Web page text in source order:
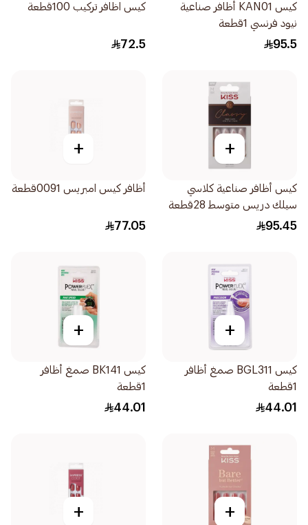
كيس KAN01 أظافر صناعية
نيود فرنسي 1قطعة
95.5
كيس اظافر تركيب 100قطعة
72.5
+
كيس أظافر صناعية كلاسي
سيلك دريس متوسط ​​28قطعة
95.45
+
أظافر كيس امبريس 0091قطعة
77.05
+
كيس BGL311 صمغ أظافر
1قطعة
44.01
+
كيس BK141 صمغ أظافر
1قطعة
44.01
+
+